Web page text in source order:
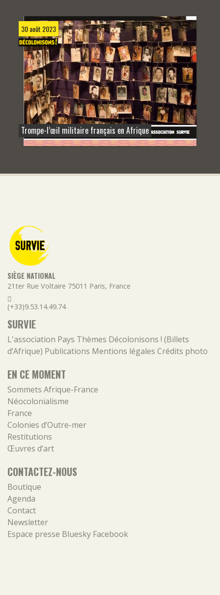
30 août 2023
Trompe-l’œil militaire français en Afrique
SIÈGE NATIONAL
21ter Rue Voltaire 75011 Paris, France
(+33)9.53.14.49.74
SURVIE
L'association Pays Thèmes Décolonisons ! (Billets
d’Afrique) Publications Mentions légales Crédits photo
EN CE MOMENT
Sommets Afrique-France
Néocolonialisme
France
Colonies d’Outre-mer
Restitutions
Œuvres d’art
CONTACTEZ-NOUS
Boutique
Agenda
Contact
Newsletter
Espace presse Bluesky Facebook